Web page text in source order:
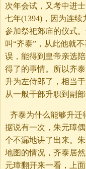
次年会试，又考中进
七年(1394)，因为连
参加祭祀郊庙的仪式
叫“齐泰”，从此他就
误，能得到皇帝亲选
得了的事情。所以齐
升为左侍郎了，相当
从一般干部升职到副
齐泰为什么能够升迁
据说有一次，朱元璋
个不漏地讲了出来。
地图的情况，齐泰居
元璋翻开来一看，上